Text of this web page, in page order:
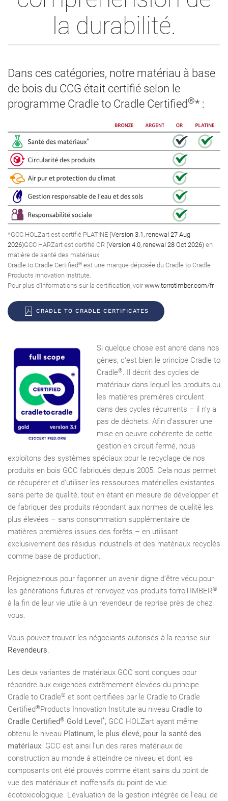
la durabilité.
Dans ces catégories, notre matériau à base
de bois du CCG était certifié selon le
programme Cradle to Cradle Certified®* :
*GCC HOLZart est certifié PLATINE (Version 3.1, renewal 27 Aug
2026)GCC HARZart est certifié OR (Version 4.0, renewal 28 Oct 2026) en
matière de santé des matériaux.
Cradle to Cradle Certified® est une marque déposée du Cradle to Cradle
Products Innovation Institute.
Pour plus d‘informations sur la certification, voirwww.torrotimber.com/fr.
CRADLE TO CRADLE CERTIFICATES
Si quelque chose est ancré dans nos
gènes, c‘est bien le principe Cradle to
Cradle®. Il décrit des cycles de
matériaux dans lequel les produits ou
les matières premières circulent
dans des cycles récurrents – il n’y a
pas de déchets. Afin d’assurer une
mise en oeuvre cohérente de cette
gestion en circuit fermé, nous
exploitons des systèmes spéciaux pour le recyclage de nos
produits en bois GCC fabriqués depuis 2005. Cela nous permet
de récupérer et d'utiliser les ressources matérielles existantes
sans perte de qualité, tout en étant en mesure de développer et
de fabriquer des produits répondant aux normes de qualité les
plus élevées – sans consommation supplémentaire de
matières premières issues des forêts – en utilisant
exclusivement des résidus industriels et des matériaux recyclés
comme base de production.
Rejoignez-nous pour façonner un avenir digne d‘être vécu pour
les générations futures et renvoyez vos produits torroTIMBER®
à la ﬁn de leur vie utile à un revendeur de reprise près de chez
vous.
Vous pouvez trouver les négociants autorisés à la reprise sur :
Revendeurs.
Les deux variantes de matériaux GCC sont conçues pour
répondre aux exigences extrêmement élevées du principe
Cradle to Cradle® et sont certifiées par le Cradle to Cradle
Certified® Products Innovation Institute au niveau Cradle to
Cradle Certified® Gold Level *, GCC HOLZart ayant même
obtenu le niveau Platinum, le plus élevé, pour la santé des
matériaux. GCC est ainsi l‘un des rares matériaux de
construction au monde à atteindre ce niveau et dont les
composants ont été prouvés comme étant sains du point de
vue des matériaux et inoffensifs du point de vue
écotoxicologique. L’évaluation de la gestion intégrée de l’eau, de